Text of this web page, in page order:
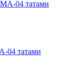
04 татами